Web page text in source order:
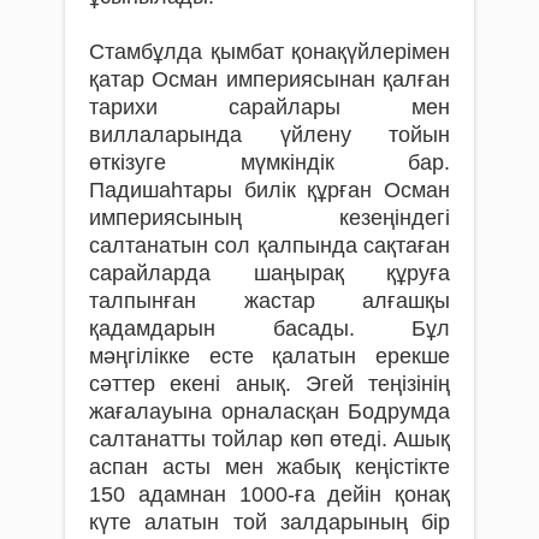
Стамбұлда қымбат қонақүйлерімен
қатар Осман империясынан қалған
тарихи сарайлары мен
виллаларында үйлену тойын
өткізуге мүмкіндік бар.
Падишаһтары билік құрған Осман
империясының кезеңіндегі
салтанатын сол қалпында сақтаған
сарайларда шаңырақ құруға
талпынған жастар алғашқы
қадамдарын басады. Бұл
мәңгілікке есте қалатын ерекше
сәттер екені анық. Эгей теңізінің
жағалауына орналасқан Бодрумда
салтанатты тойлар көп өтеді. Ашық
аспан асты мен жабық кеңістікте
150 адамнан 1000-ға дейін қонақ
күте алатын той залдарының бір